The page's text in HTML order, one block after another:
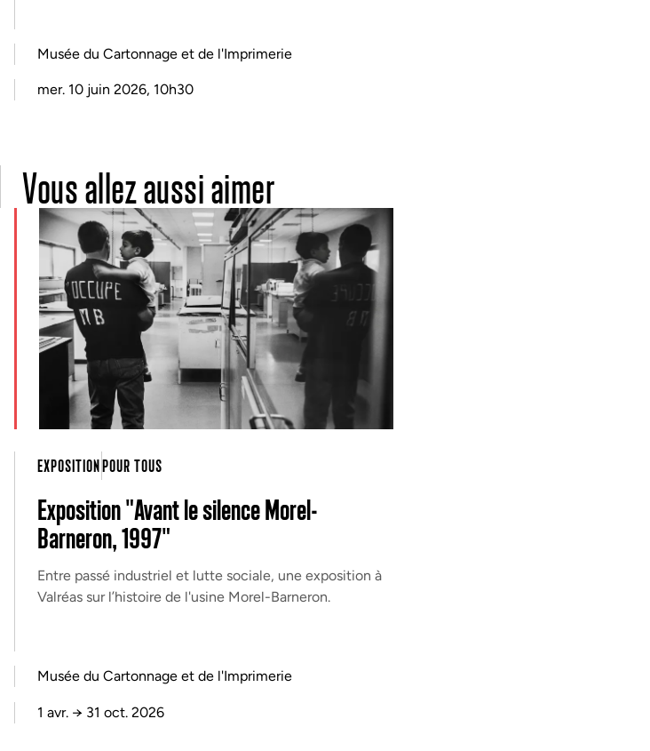
Musée du Cartonnage et de l'Imprimerie
mer. 10 juin 2026, 10h30
Vous allez aussi aimer
EXPOSITIONPOUR TOUS
Exposition "Avant le silence Morel-
Barneron, 1997"
Entre passé industriel et lutte sociale, une exposition à
Valréas sur l’histoire de l'usine Morel-Barneron.
Musée du Cartonnage et de l'Imprimerie
1 avr.→ 31 oct. 2026